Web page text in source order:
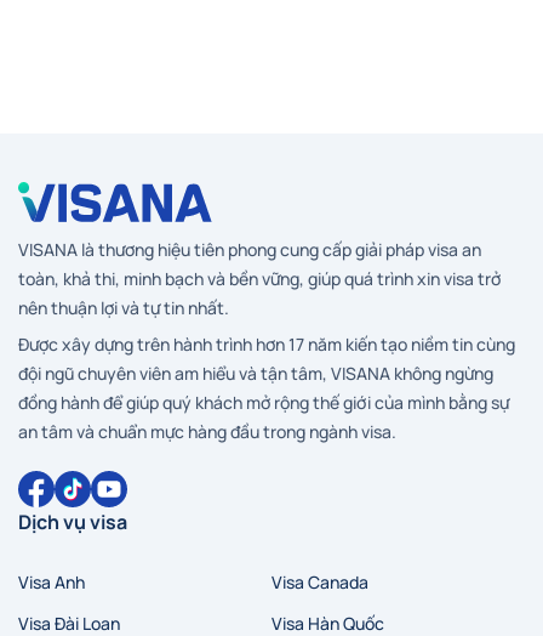
VISANA là thương hiệu tiên phong cung cấp giải pháp visa an
toàn, khả thi, minh bạch và bền vững, giúp quá trình xin visa trở
nên thuận lợi và tự tin nhất.
Được xây dựng trên hành trình hơn 17 năm kiến tạo niềm tin cùng
đội ngũ chuyên viên am hiểu và tận tâm, VISANA không ngừng
đồng hành để giúp quý khách mở rộng thế giới của mình bằng sự
an tâm và chuẩn mực hàng đầu trong ngành visa.
Dịch vụ visa
Visa Anh
Visa Canada
Visa Đài Loan
Visa Hàn Quốc